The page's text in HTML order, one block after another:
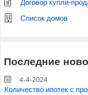
Договор купли-
Список домов
Последние
4-4-2024
Количество ипотек с